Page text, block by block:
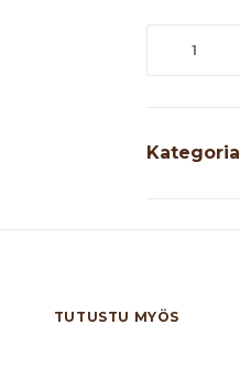
Kategoria
TUTUSTU MYÖS